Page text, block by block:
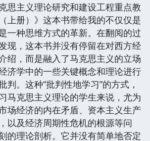
思主义理论研究和建设工程重点教
上册）》这本书带给我的不仅仅是
一种思维方式的革新。在翻阅的过
现，这本书并没有停留在对西方经
绍，而是融入了马克思主义的立场
济学中的一些关键概念和理论进行
判。这种“批判性地学习”的方式，
马克思主义理论的学生来说，尤为
场经济的内在矛盾、资本主义生产
以及经济周期性危机的根源等问
的理论剖析。它并没有简单地否定